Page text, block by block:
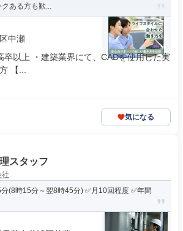
ある方も歓...
中瀬
卒以上 ・建築業界にて、CADを使用した実
【...
気になる
スタッフ
社
(8時15分～翌8時45分) ✅月10回程度 ✅年間